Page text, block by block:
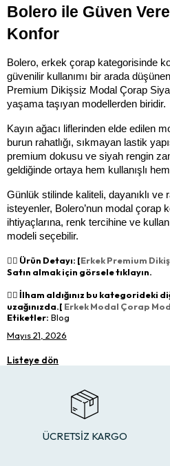
Bolero ile Güven
Konfor
Bolero, erkek çorap kategorisinde
güvenilir kullanımı bir arada
Premium Dikişsiz Modal Çorap
yaşama taşıyan modellerden biridir.
Kayın ağacı liflerinden elde edilen
burun rahatlığı, sıkmayan lastik
premium dokusu ve siyah rengin
geldiğinde ortaya hem kullanışlı
Günlük stilinde kaliteli, dayanıklı
isteyenler, Bolero’nun modal çorap
ihtiyaçlarına, renk tercihine ve
modeli seçebilir.
👉🏻 Ürün Detayı: [Erkek Premium
Satın almak için görsele tıklayın.
👉🏻 İlham aldığınız bu kategorideki
uzağınızda.[ Erkek Modal Çorap
Etiketler: Blog
Mayıs 21, 2026
Listeye dön
ÜCRETSİZ KARGO